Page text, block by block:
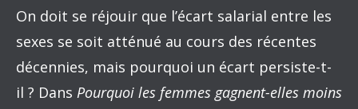
On doit se réjouir que l’écart salarial entre les
sexes se soit atténué au cours des récentes
décennies, mais pourquoi un écart persiste-t-
il ? Dans Pourquoi les femmes gagnent-elles moins